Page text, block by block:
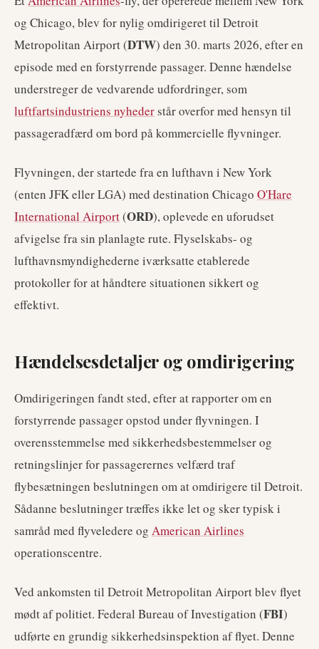
og Chicago, blev for nylig omdirigeret til Detroit
Metropolitan Airport (DTW) den 30. marts 2026, efter en
episode med en forstyrrende passager. Denne hændelse
understreger de vedvarende udfordringer, som
luftfartsindustriens nyhederstår overfor med hensyn til
passageradfærd om bord på kommercielle flyvninger.
Flyvningen, der startede fra en lufthavn i New York
(enten JFK eller LGA) med destination Chicago O'Hare
International Airport(ORD), oplevede en uforudset
afvigelse fra sin planlagte rute. Flyselskabs- og
lufthavnsmyndighederne iværksatte etablerede
protokoller for at håndtere situationen sikkert og
effektivt.
Hændelsesdetaljer og omdirigering
Omdirigeringen fandt sted, efter at rapporter om en
forstyrrende passager opstod under flyvningen. I
overensstemmelse med sikkerhedsbestemmelser og
retningslinjer for passagerernes velfærd traf
flybesætningen beslutningen om at omdirigere til Detroit.
Sådanne beslutninger træffes ikke let og sker typisk i
samråd med flyveledere og American Airlines
operationscentre.
Ved ankomsten til Detroit Metropolitan Airport blev flyet
mødt af politiet. Federal Bureau of Investigation (FBI)
udførte en grundig sikkerhedsinspektion af flyet. Denne